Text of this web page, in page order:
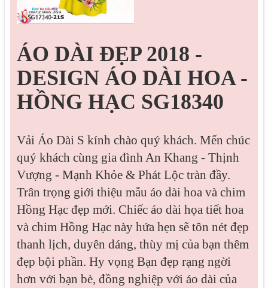
ÁO DÀI ĐẸP 2018 -
DESIGN ÁO DÀI HOA -
HỒNG HẠC SG18340
Vải Áo Dài S kính chào quý khách. Mến chúc
quý khách cùng gia đình An Khang - Thịnh
Vượng - Mạnh Khỏe & Phát Lộc tràn đầy.
Trân trọng giới thiệu mẫu áo dài hoa và chim
Hồng Hạc đẹp mới. Chiếc áo dài họa tiết hoa
và chim Hồng Hạc này hứa hẹn sẽ tôn nét đẹp
thanh lịch, duyên dáng, thùy mị của bạn thêm
đẹp bội phần. Hy vọng Bạn đẹp rạng ngời
hơn với bạn bè, đồng nghiệp với áo dài của